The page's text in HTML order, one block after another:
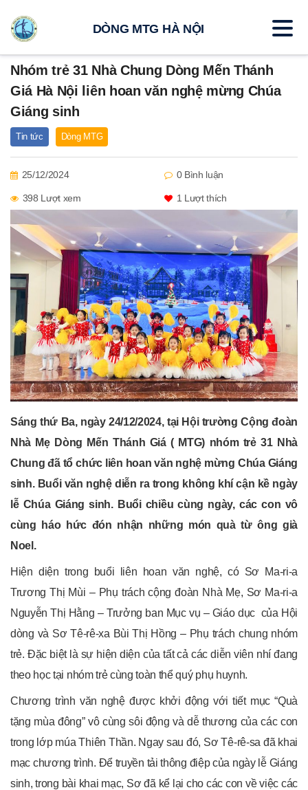
Nhóm trẻ 31 Nhà Chung Dòng Mến Thánh
Giá Hà Nội liên hoan văn nghệ mừng Chúa
Giáng sinh
Tin tức Dòng MTG
25/12/2024 0 Bình luận
398 Lượt xem 1 Lượt thích
Sáng thứ Ba, ngày 24/12/2024, tại Hội trường Cộng đoàn
Nhà Mẹ Dòng Mến Thánh Giá ( MTG) nhóm trẻ 31 Nhà
Chung đã tổ chức liên hoan văn nghệ mừng Chúa Giáng
sinh. Buổi văn nghệ diễn ra trong không khí cận kề ngày
lễ Chúa Giáng sinh. Buổi chiều cùng ngày, các con vô
cùng háo hức đón nhận những món quà từ ông già
Noel.
Hiện diện trong buổi liên hoan văn nghệ, có Sơ Ma-ri-a
Trương Thị Mùi – Phụ trách cộng đoàn Nhà Mẹ, Sơ Ma-ri-a
Nguyễn Thị Hằng – Trưởng ban Mục vụ – Giáo dục của Hội
dòng và Sơ Tê-rê-xa Bùi Thị Hồng – Phụ trách chung nhóm
trẻ. Đặc biệt là sự hiện diện của tất cả các diễn viên nhí đang
theo học tại nhóm trẻ cùng toàn thể quý phụ huynh.
Chương trình văn nghệ được khởi động với tiết mục “Quà
tặng mùa đông” vô cùng sôi động và dễ thương của các con
trong lớp múa Thiên Thần. Ngay sau đó, Sơ Tê-rê-sa đã khai
mạc chương trình. Để truyền tải thông điệp của ngày lễ Giáng
sinh, trong bài khai mạc, Sơ đã kể lại cho các con về việc các
DÒNG MTG HÀ NỘI